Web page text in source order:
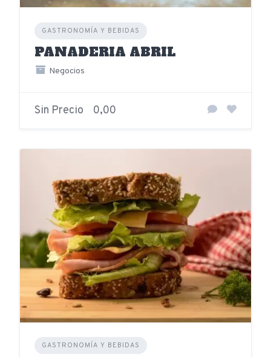
GASTRONOMÍA Y BEBIDAS
PANADERIA ABRIL
Negocios
Sin Precio 0,00
GASTRONOMÍA Y BEBIDAS